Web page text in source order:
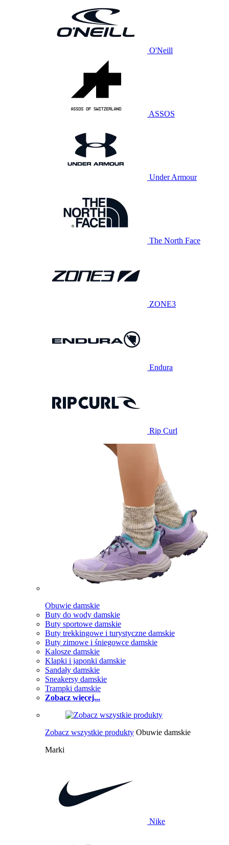
O'Neill
ASSOS
Under Armour
The North Face
ZONE3
Endura
Rip Curl
Obuwie damskie
Buty do wody damskie
Buty sportowe damskie
Buty trekkingowe i turystyczne damskie
Buty zimowe i śniegowce damskie
Kalosze damskie
Klapki i japonki damskie
Sandały damskie
Sneakersy damskie
Trampki damskie
Zobacz więcej...
Zobacz wszystkie produkty Obuwie damskie
Marki
Nike